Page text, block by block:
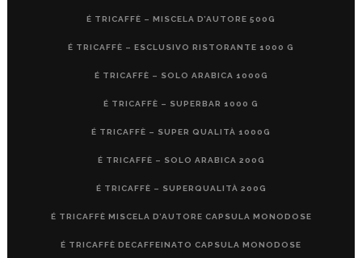
É TRICAFFÈ – MISCELA D’AUTORE 500G
É TRICAFFÈ – ESCLUSIVO RISTORANTE 1000 G
É TRICAFFÈ – SOLO ARABICA 1000G
É TRICAFFÈ – SUPERBAR 1000 G
É TRICAFFÈ – SUPER QUALITÀ 1000G
É TRICAFFÈ – SOLO ARABICA 200G
É TRICAFFÈ – SUPERQUALITÀ 200G
É TRICAFFÈ MISCELA D’AUTORE CAPSULA MONODOSE
É TRICAFFÈ DECAFFEINATO CAPSULA MONODOSE